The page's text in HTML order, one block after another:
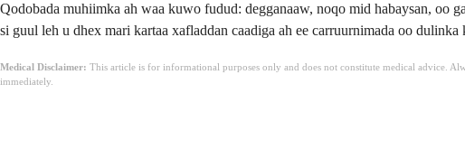
Qodobada muhiimka ah waa kuwo fudud: degganaaw, noqo mid habaysan, oo
si guul leh u dhex mari kartaa xafladdan caadiga ah ee carruurnimada oo
Medical Disclaimer: This article is for informational purposes only and does not constitute medical advice.
immediately.